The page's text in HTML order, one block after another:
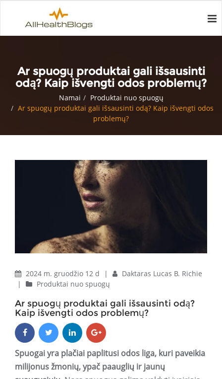
Ar spuogų produktai gali išsausinti
odą? Kaip išvengti odos problemų?
Namai
Produktai nuo spuogų
Ar spuogų produktai gali išsausinti odą? Kaip išvengti odos
problemų?
2024 m. gruodžio 12 d |
Daktaras Lucas B. Richie
|
Produktai nuo spuogų
Ar spuogų produktai gali išsausinti odą?
Kaip išvengti odos problemų?
Spuogai yra plačiai paplitusi odos liga, kuri paveikia
milijonus žmonių, ypač paauglių ir jaunų